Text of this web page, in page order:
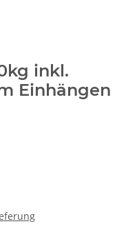
inkl.
Einhängen